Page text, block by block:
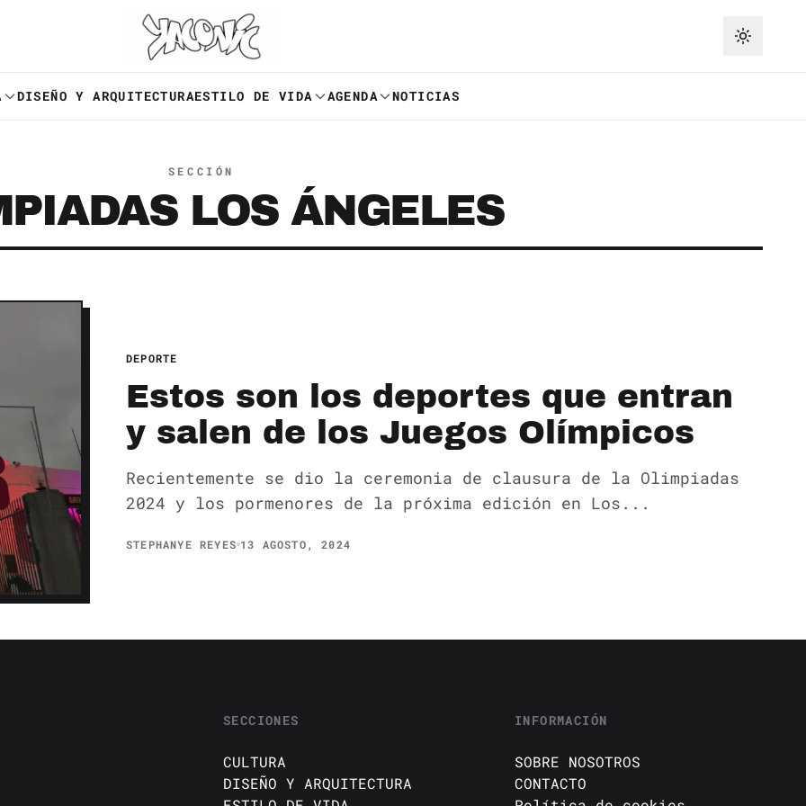
DISEÑO Y ARQUITECTURAESTILO DE VIDA AGENDA NOTICIAS
SECCIÓN
LOS ÁNGELES
DEPORTE
Estos son los deportes que entran
y salen de los Juegos Olímpicos
Recientemente se dio la ceremonia de clausura de la Olimpiadas
2024 y los pormenores de la próxima edición en Los...
STEPHANYE REYES 13 AGOSTO, 2024
SECCIONES
CULTURA
DISEÑO Y ARQUITECTURA
INFORMACIÓN
SOBRE NOSOTROS
CONTACTO